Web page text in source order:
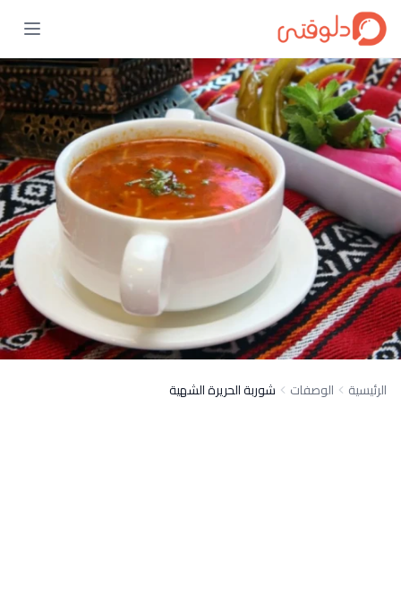
الرئيسية الوصفات شوربة الحريرة الشهية